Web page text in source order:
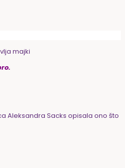
majki
Aleksandra Sacks opisala ono što